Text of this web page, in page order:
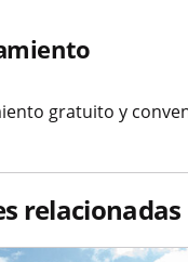
gratuito y
relacionadas